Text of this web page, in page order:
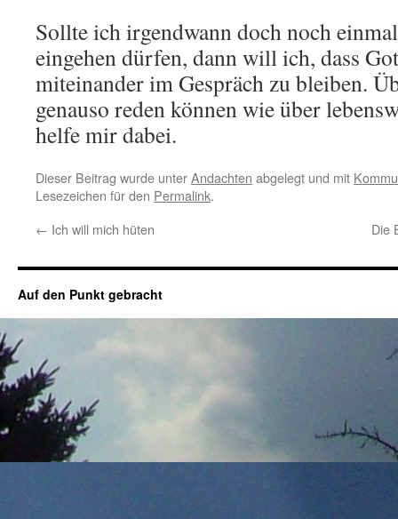
Sollte ich irgendwann doch noch
eingehen dürfen, dann will ich, dass
miteinander im Gespräch zu bleiben.
genauso reden können wie über
helfe mir dabei.
Dieser Beitrag wurde unterAndachten abgelegt und mit
Lesezeichen für den Permalink.
← Ich will mich hüten Die
Auf den Punkt gebracht